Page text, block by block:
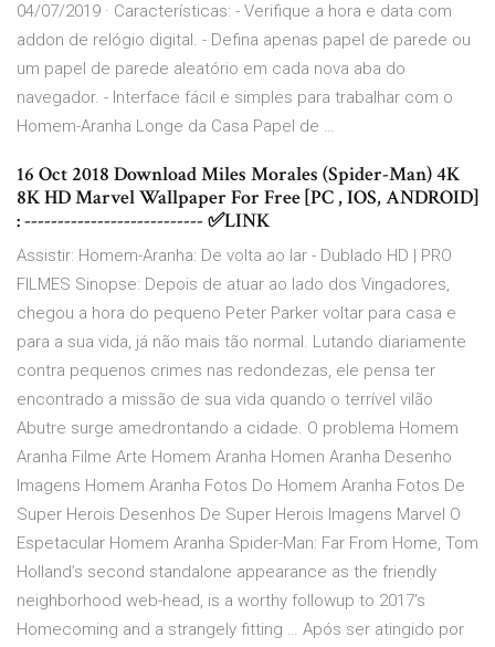
04/07/2019 · Características: - Verifique a hora e data com
addon de relógio digital. - Defina apenas papel de parede ou
um papel de parede aleatório em cada nova aba do
navegador. - Interface fácil e simples para trabalhar com o
Homem-Aranha Longe da Casa Papel de …
16 Oct 2018 Download Miles Morales (Spider-Man) 4K
8K HD Marvel Wallpaper For Free [PC , IOS, ANDROID]
: --------------------------- ✅LINK
Assistir: Homem-Aranha: De volta ao lar - Dublado HD | PRO
FILMES Sinopse: Depois de atuar ao lado dos Vingadores,
chegou a hora do pequeno Peter Parker voltar para casa e
para a sua vida, já não mais tão normal. Lutando diariamente
contra pequenos crimes nas redondezas, ele pensa ter
encontrado a missão de sua vida quando o terrível vilão
Abutre surge amedrontando a cidade. O problema Homem
Aranha Filme Arte Homem Aranha Homen Aranha Desenho
Imagens Homem Aranha Fotos Do Homem Aranha Fotos De
Super Herois Desenhos De Super Herois Imagens Marvel O
Espetacular Homem Aranha Spider-Man: Far From Home, Tom
Holland’s second standalone appearance as the friendly
neighborhood web-head, is a worthy followup to 2017’s
Homecoming and a strangely fitting … Após ser atingido por